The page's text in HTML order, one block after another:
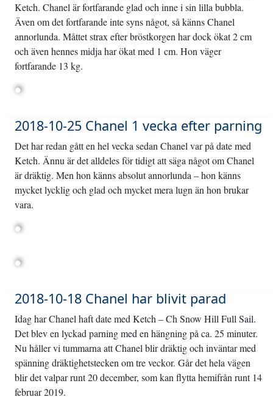
Ketch. Chanel är fortfarande glad och inne i sin lilla bubbla.
Även om det fortfarande inte syns något, så känns Chanel
annorlunda. Måttet strax efter bröstkorgen har dock ökat 2 cm
och även hennes midja har ökat med 1 cm. Hon väger
fortfarande 13 kg.
2018-10-25 Chanel 1 vecka efter parning
Det har redan gått en hel vecka sedan Chanel var på date med
Ketch. Ännu är det alldeles för tidigt att säga något om Chanel
är dräktig. Men hon känns absolut annorlunda – hon känns
mycket lycklig och glad och mycket mera lugn än hon brukar
vara.
2018-10-18 Chanel har blivit parad
Idag har Chanel haft date med Ketch – Ch Snow Hill Full Sail.
Det blev en lyckad parning med en hängning på ca. 25 minuter.
Nu håller vi tummarna att Chanel blir dräktig och inväntar med
spänning dräktighetstecken om tre veckor. Går det hela vägen
blir det valpar runt 20 december, som kan flytta hemifrån runt 14
februar 2019.